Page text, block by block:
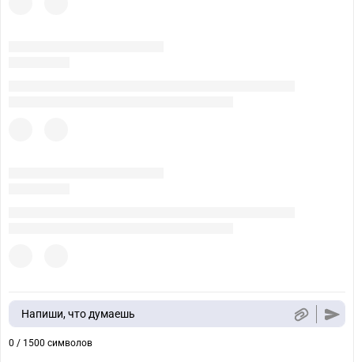
Напиши, что думаешь
0 / 1500 символов